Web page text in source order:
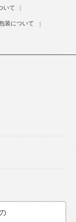
いて
装について